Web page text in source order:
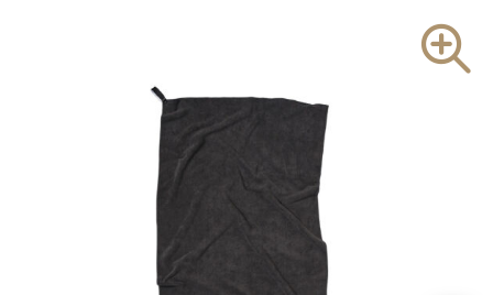
Verjaardagen
Voetbal, EK en WK
Voor de bouw